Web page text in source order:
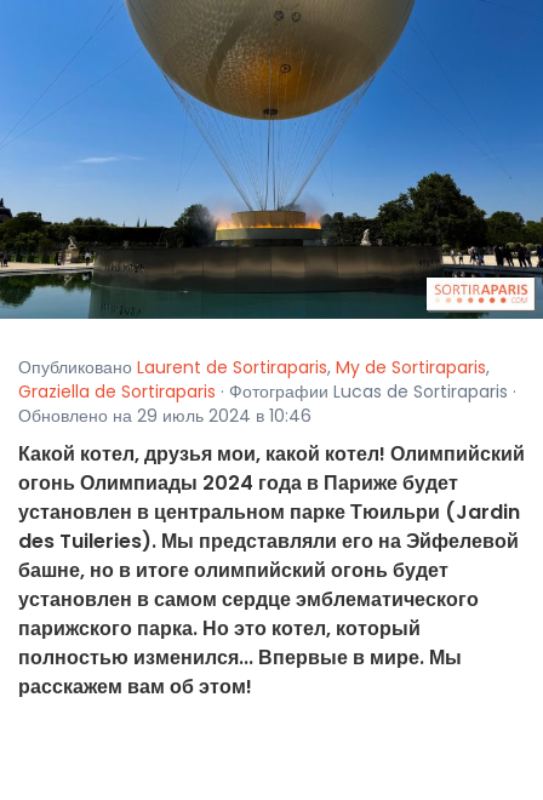
Опубликовано Laurent de Sortiraparis, My de Sortiraparis,
Graziella de Sortiraparis · Фотографии Lucas de Sortiraparis ·
Обновлено на 29 июль 2024 в 10:46
Какой котел, друзья мои, какой котел! Олимпийский
огонь Олимпиады 2024 года в Париже будет
установлен в центральном парке Тюильри (Jardin
des Tuileries). Мы представляли его на Эйфелевой
башне, но в итоге олимпийский огонь будет
установлен в самом сердце эмблематического
парижского парка. Но это котел, который
полностью изменился... Впервые в мире. Мы
расскажем вам об этом!